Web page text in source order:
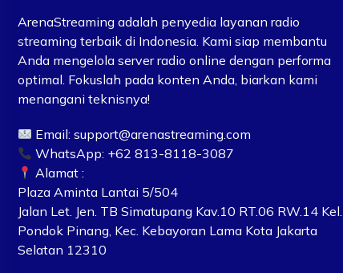
ArenaStreaming adalah penyedia layanan radio
streaming terbaik di Indonesia. Kami siap membantu
Anda mengelola server radio online dengan performa
optimal. Fokuslah pada konten Anda, biarkan kami
menangani teknisnya!
Email:support@arenastreaming.com
WhatsApp: +62 813-8118-3087
Alamat :
Plaza Aminta Lantai 5/504
Jalan Let. Jen. TB Simatupang Kav.10 RT.06 RW.14 Kel.
Pondok Pinang, Kec. Kebayoran Lama Kota Jakarta
Selatan 12310